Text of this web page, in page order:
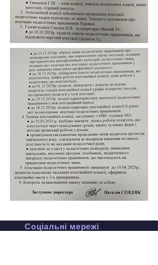
Соціальні мережі